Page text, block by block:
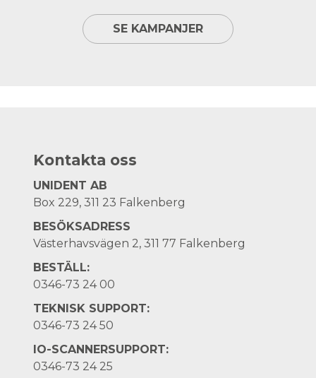
SE KAMPANJER
Kontakta oss
UNIDENT AB
Box 229, 311 23 Falkenberg
BESÖKSADRESS
Västerhavsvägen 2, 311 77 Falkenberg
BESTÄLL:
0346-73 24 00
TEKNISK SUPPORT:
0346-73 24 50
IO-SCANNERSUPPORT:
0346-73 24 25